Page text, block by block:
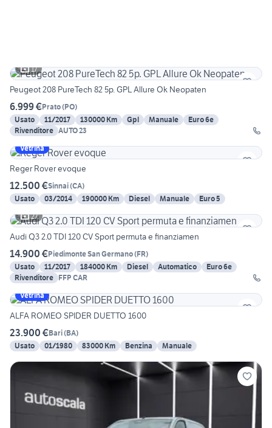
17
Peugeot 208 PureTech 82 5p. GPL Allure Ok Neopaten
6.999 €Prato(PO)
Usato
11/2017 130000 Km Gpl Manuale
Euro 6e
Rivenditore AUTO 23
Vetrina
Reger Rover evoque
12.500 €Sinnai(CA)
Usato
03/2014 190000 Km Diesel Manuale
Euro 5
27
Audi Q3 2.0 TDI 120 CV Sport permuta e finanziamen
14.900 €Piedimonte San Germano(FR)
Usato
11/2017 184000 Km Diesel Automatico
Euro 6e
Rivenditore FFP CAR
Vetrina
ALFA ROMEO SPIDER DUETTO 1600
23.900 €Bari(BA)
Usato
01/1980 83000 Km Benzina Manuale